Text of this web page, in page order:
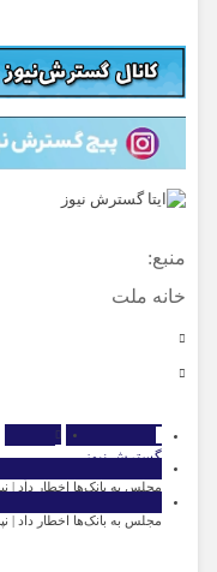
منبع:
خانه ملت
گسترش نیوز
مجلس به بانک‌ها اخطار داد |
مجلس به بانک‌ها اخطار داد |